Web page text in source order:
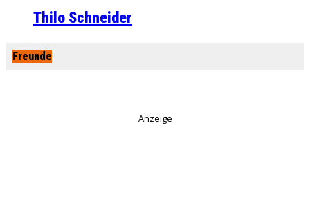
Thilo Schneider
Freunde
Anzeige